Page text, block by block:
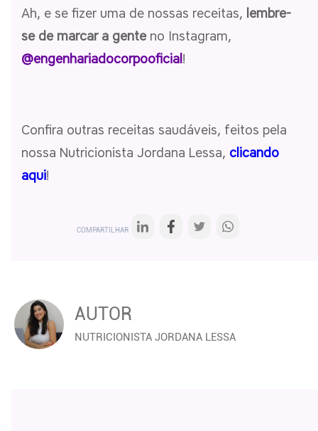
Ah, e se fizer uma de nossas receitas, lembre-
se de marcar a genteno Instagram,
@engenhariadocorpooficial!
Confira outras receitas saudáveis, feitos pela
nossa Nutricionista Jordana Lessa, clicando
aqui!
COMPARTILHAR
AUTOR
NUTRICIONISTA JORDANA LESSA